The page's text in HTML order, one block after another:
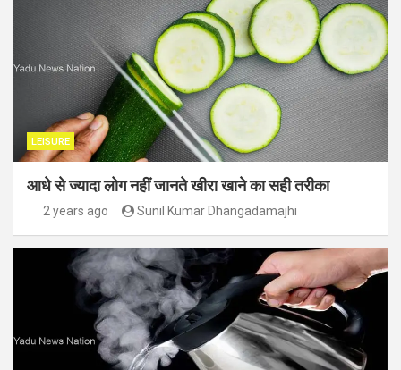
LEISURE
आधे से ज्यादा लोग नहीं जानते खीरा खाने का सही तरीका
2 years ago Sunil Kumar Dhangadamajhi